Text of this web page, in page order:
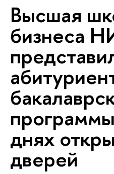
Высшая
бизнеса
днях
дверей